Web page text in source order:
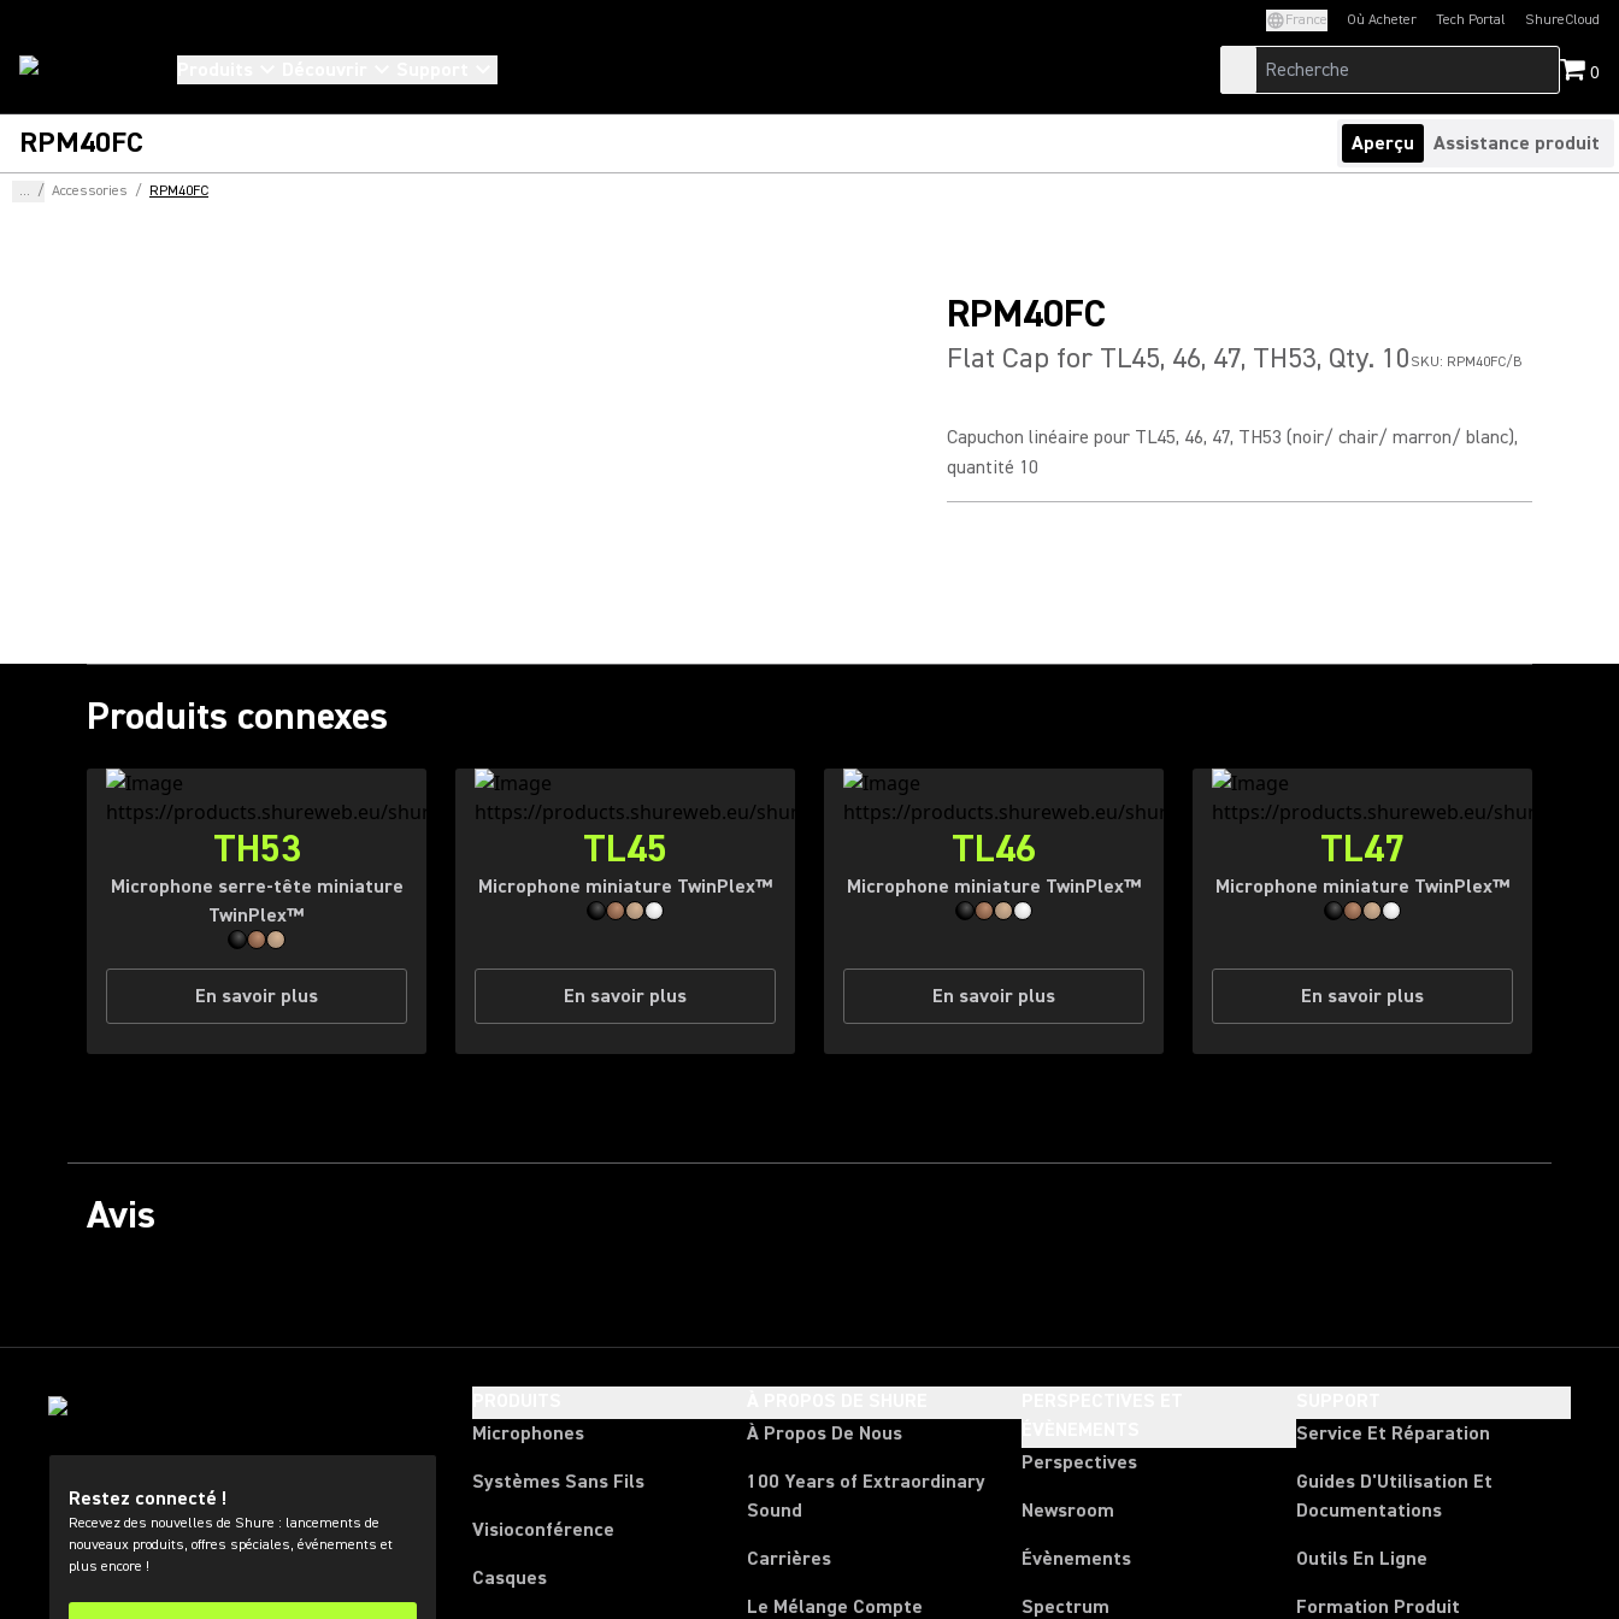
France Où Acheter Tech Portal
(Opens in a new tab)ShureCloud
(Opens in a new
0
RPM40FC Aperçu Assistance produit
... / Accessories / RPM40FC
RPM40FC
Flat Cap for TL45, 46, 47, TH53, Qty. 10 SKU: RPM40FC/B
Capuchon linéaire pour TL45, 46, 47, TH53 (noir/ chair/ marron/ blanc),
quantité 10
Produits connexes
TH53
Microphone serre-tête miniature
TwinPlex™
En savoir plus
TL45
Microphone miniature TwinPlex™
En savoir plus
TL46
Microphone miniature TwinPlex™
En savoir plus
TL47
Microphone miniature TwinPlex™
En savoir plus
Avis
Restez connecté !
Recevez des nouvelles de Shure : lancements de
nouveaux produits, offres spéciales, événements et
plus encore !
Microphones
Systèmes Sans Fils
Visioconférence
Casques
À Propos De Nous
100 Years of Extraordinary
Sound
Carrières
Le Mélange Compte
Perspectives
Newsroom
Évènements
Spectrum
Service Et Réparation
Guides D'Utilisation Et
Documentations
Outils En Ligne
Formation Produit